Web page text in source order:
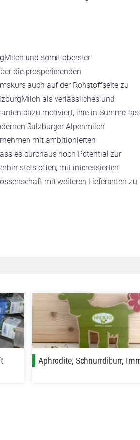
und somit oberster
die prosperierenden
auch auf der Rohstoffseite zu
als verlässliches und
dazu motiviert, ihre in Summe
Salzburger Alpenmilch
mit ambitionierten
es durchaus noch Potential zur
stets offen, mit interessierten
mit weiteren Lieferanten zu
Aphrodite, Schnurrdiburr,